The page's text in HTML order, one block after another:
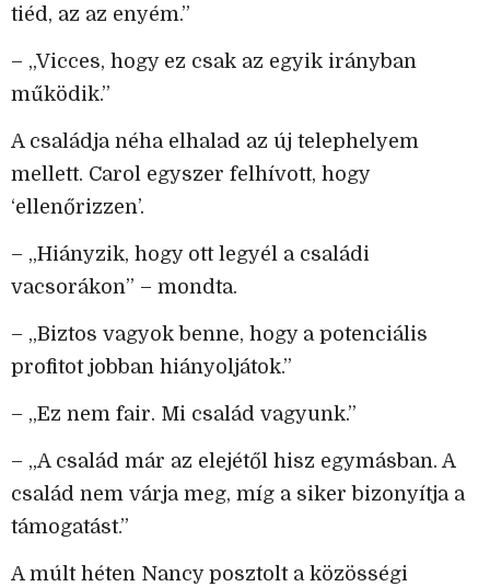
tiéd, az az enyém.”
– „Vicces, hogy ez csak az egyik irányban
működik.”
A családja néha elhalad az új telephelyem
mellett. Carol egyszer felhívott, hogy
‘ellenőrizzen’.
– „Hiányzik, hogy ott legyél a családi
vacsorákon” – mondta.
– „Biztos vagyok benne, hogy a potenciális
profitot jobban hiányoljátok.”
– „Ez nem fair. Mi család vagyunk.”
– „A család már az elejétől hisz egymásban. A
család nem várja meg, míg a siker bizonyítja a
támogatást.”
A múlt héten Nancy posztolt a közösségi